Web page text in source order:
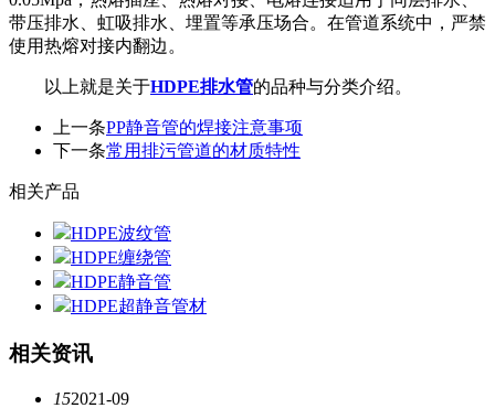
带压排水、虹吸排水、埋置等承压场合。在管道系统中，严禁
使用热熔对接内翻边。
以上就是关于HDPE排水管的品种与分类介绍。
上一条PP静音管的焊接注意事项
下一条常用排污管道的材质特性
相关产品
HDPE波纹管
HDPE缠绕管
HDPE静音管
HDPE超静音管材
相关资讯
152021-09